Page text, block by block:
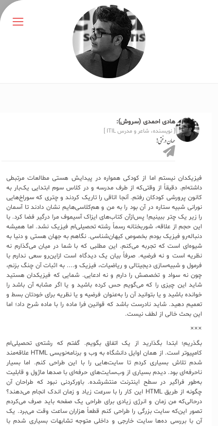
هادی احمدی (سروش):
[ نویسنده، شاعر و مدرس ITIL ]
جهان درختی!
فیزیکدان نیستم اما از کودکی همواره در پیدایش هستی مطالعات مرتبطی
داشته‌ام. دقیقاً از وقتی‌که از طرف مدرسه و در کلاس سوم ابتدایی یک‌بار به
کانون پرورشی کودکان رفتم. آنجا اتاقی را تاریک کردند و چتری که سوراخ‌هایی
نورانی شبیه ستاره در آن بود را به من و هم‌کلاسی‌هایم نشان دادند تا آسمان
را زیر یک چتر ببینیم! پس‌ازآن کتاب‌های ایزاک آسیموف مرا درگیر فضا کرد. با
این حجم از علاقه، شوربختانه رسماً رشته تحصیلی‌ام فیزیک نشد. اما همیشه
دنباله‌رو فیزیک بودم بخصوص کیهان‌شناسی. نگاهم به جهان هستی و دنیا به
شیوه‌ای است که تجربه می‌کنم. این مطلبی که با شما در میان می‌گذارم نه
نظریه است و نه فرضیه. صرفاً بیان یک دیدگاه است ازاین‌رو سعی ندارم با
فرمول و شبیه‌سازی دیجیتالی و ریاضیات، فیزیک و.... به اثبات آن چنگ بزنم،
چون نه سواد و تخصصش را دارم و نه ادعایی. شمایی که فیزیکدان هستید
شاید این چیزی را که می‌گویم حس کرده باشید و یا اگر مشابه آن باشد را
خوانده باشید و یا بتوانید آن را به‌عنوان فرضیه و یا نظریه برای خودتان بسط و
تعمیم دهید. شاید نادرست باشد که قوانین فرا ماده را با ماده شرح داد؛ اما
این بحث خالی از لطف نیست.
×××
بگذریم؛ ابتدا بگذارید از یک اتفاق بگویم. گفتم که رشته‌ی تحصیلی‌ام
کامپیوتر است. از همان اوایل دانشگاه به وب و برنامه‌نویسی HTML علاقه‌مند
شدم تلاش بسیاری کردم تا سایت‌هایی را با این طراحی کنم. اما بسیار
ناحرفه‌ای بود. دیدم بسیاری از وب‌سایت‌های حرفه‌ای با صدها ماژول و قابلیت
به‌طور فراگیر در سطح اینترنت منتشرشده. باورکردنی نبود که طراحان آن
چگونه از طریق HTML این کار را با سرعت زیاد و زمان اندک انجام می‌دهند؟
درحالی‌که من زمان و انرژی زیادی برای طراحی یک صفحه باید صرف می‌کردم
تصور این‌که سایت بزرگی را طراحی کنم قطعاً هزاران ساعت وقت می‌برد. یک
آن با بررسی ده‌ها سایت خارجی و داخلی متوجه تشابهات بسیاری شدم با